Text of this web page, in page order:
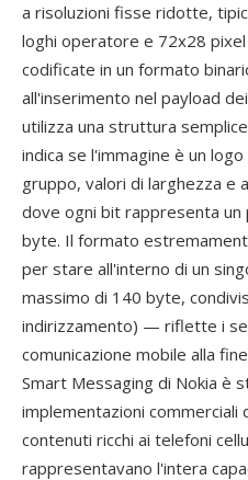
a risoluzioni fisse ridotte,
loghi operatore e 72x28
codificate in un formato
all'inserimento nel payload
utilizza una struttura
indica se l'immagine è un
gruppo, valori di larghezza e
dove ogni bit rappresenta
byte. Il formato
per stare all'interno di un
massimo di 140 byte,
indirizzamento) — riflette i
comunicazione mobile alla
Smart Messaging di Nokia è
implementazioni commerciali
contenuti ricchi ai telefoni
rappresentavano l'intera